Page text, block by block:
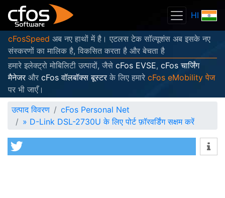
HI
cFosSpeed अब नए हाथों में है। एटलस टेक सॉल्यूशंस अब इसके नए
संस्करणों का मालिक है, विकसित करता है और बेचता है
हमारे इलेक्ट्रो मोबिलिटी उत्पादों, जैसे cFos EVSE, cFos चार्जिंग
मैनेजरऔर cFos वॉलबॉक्स बूस्टरके लिए हमारे cFos eMobility पेज
पर भी जाएँ।
उत्पाद विवरण
cFos Personal Net
» D-Link DSL-2730U के लिए पोर्ट फ़ॉरवर्डिंग सक्षम करें